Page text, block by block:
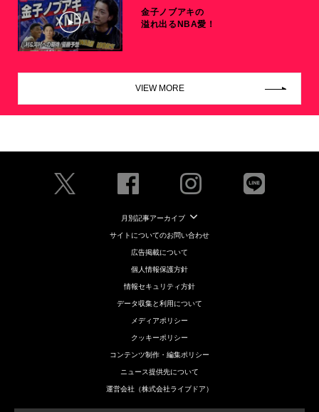
金子ノブアキの
溢れ出るNBA愛！
VIEW MORE
月別記事アーカイブ
サイトについてのお問い合わせ
広告掲載について
個人情報保護方針
情報セキュリティ方針
データ収集と利用について
メディアポリシー
クッキーポリシー
コンテンツ制作・編集ポリシー
ニュース提供先について
運営会社（株式会社ライブドア）